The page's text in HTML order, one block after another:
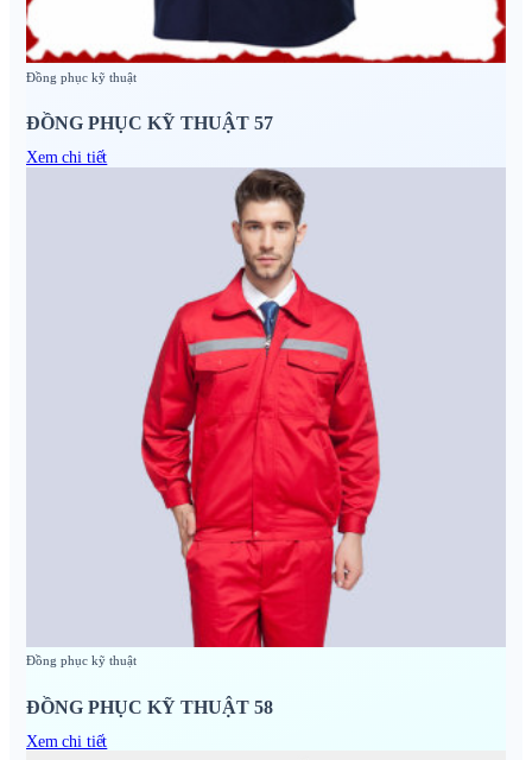
Đồng phục kỹ thuật
ĐỒNG PHỤC KỸ THUẬT 57
Xem chi tiết
Đồng phục kỹ thuật
ĐỒNG PHỤC KỸ THUẬT 58
Xem chi tiết